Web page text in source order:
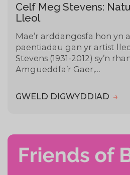
Celf Meg Stevens:
Lleol
Mae’r arddangosfa hon yn
paentiadau gan yr artist
Stevens (1931-2012) sy’n
Amgueddfa’r Gaer,…
GWELD DIGWYDDIAD